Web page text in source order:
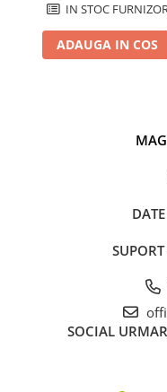
IN STOC
ADAUGA IN COS
SOCIAL